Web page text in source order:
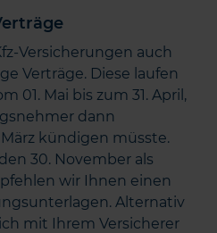
Versicherungen auch
Verträge. Diese laufen
01. Mai bis zum 31. April,
dann
kündigen müsste.
30. November als
wir Ihnen einen
Alternativ
mit Ihrem Versicherer